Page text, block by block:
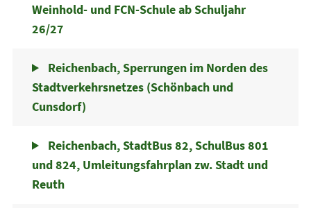
Weinhold- und FCN-Schule ab Schuljahr
26/27
Reichenbach, Sperrungen im Norden des
Stadtverkehrsnetzes (Schönbach und
Cunsdorf)
Reichenbach, StadtBus 82, SchulBus 801
und 824, Umleitungsfahrplan zw. Stadt und
Reuth